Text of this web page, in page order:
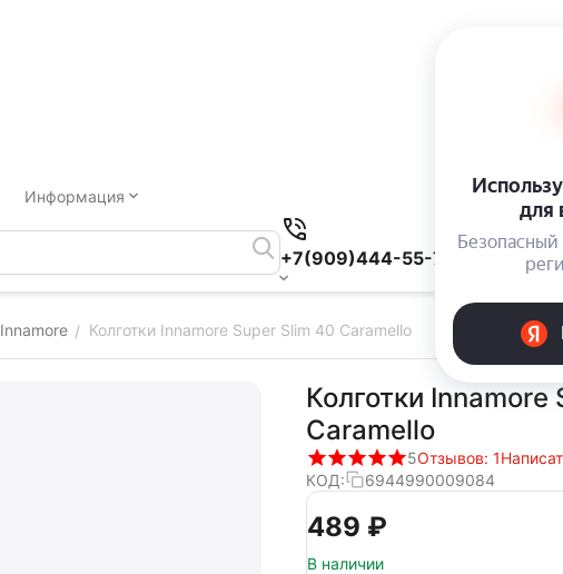
Информация
+7(909)444-55-78
Innamore / Колготки Innamore Super Slim 40 Caramello
Колготки Innamore
Caramello
5Отзывов: 1
КОД:
6944990009084
‍489‍ ₽
В наличии